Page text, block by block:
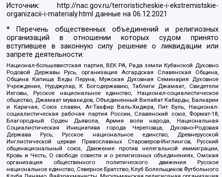
Источник:
http://nac.gov.ru/terroristicheskie-i-ekstremistskie-
organizacii-i-materialy.html данные на06.12.2021
* Перечень общественных объединений и религиозных
организаций в отношении которых судом принято
вступившее в законную силу решение о ликвидации или
запрете деятельности:
Национал-большевистская партия, ВЕК РА, Рада земли Кубанской Духовно
Родовой Державы Русь, организация Асгардская Славянская Община,
Община Капища Веды Перуна, Мужская Духовная Семинария Духовное
Учреждение, Нурджулар, К Богодержавию, Таблиги Джамаат, Свидетели
Иеговы, Русское национальное единство, Национал-социалистическое
общество, Джамаат мувахидов, Объединенный Вилайат Кабарды, Балкарии
и Карачая, Союз славян, Ат-Такфир Валь-Хиджра, Пит Буль, Национал-
социалистическая рабочая партия России, Славянский союз, Формат-18,
Благородный Орден Дьявола, Армия воли народа, Национальная
Социалистическая Инициатива города Череповца, Духовно-Родовая
Держава Русь, Русское национальное единство, Древнерусской
Инглистической церкви Православных Староверов-Инглингов, Русский
общенациональный союз, Движение против нелегальной иммиграции,
Кровь и Честь, О свободе совести и о религиозных объединениях, Омская
организация общественного политического движения Русское
национальное единство, Северное Братство, Клуб Болельщиков Футбольного